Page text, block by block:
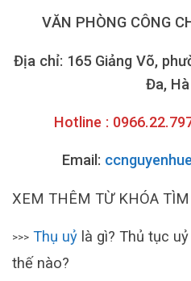
VĂN PHÒNG CÔNG
Địa chỉ: 165 Giảng Võ,
Đa,
Hotline :
Email:
XEM THÊM TỪ KHÓA
>>> Thụ uỷ là gì? Thủ tục
thế nào?